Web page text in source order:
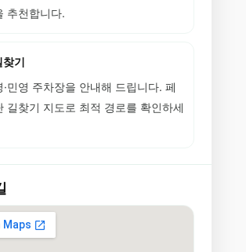
추천합니다.
찾기
·민영 주차장을 안내해 드립니다. 페
길찾기 지도로 최적 경로를 확인하세